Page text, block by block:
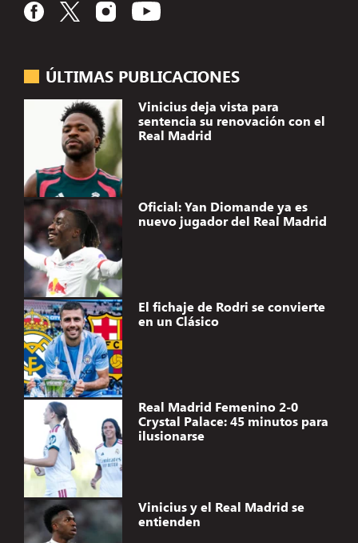
ÚLTIMAS PUBLICACIONES
Vinicius deja vista para
sentencia su renovación con el
Real Madrid
Oficial: Yan Diomande ya es
nuevo jugador del Real Madrid
El fichaje de Rodri se convierte
en un Clásico
Real Madrid Femenino 2-0
Crystal Palace: 45 minutos para
ilusionarse
Vinicius y el Real Madrid se
entienden